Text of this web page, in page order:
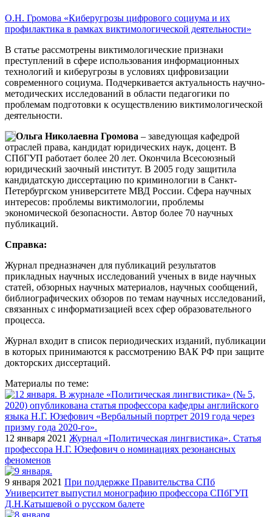
О.Н. Громова «Киберугрозы цифрового социума и их
профилактика в рамках виктимологической деятельности»
В статье рассмотрены виктимологические признаки
преступлений в сфере использования информационных
технологий и киберугрозы в условиях цифровизации
современного социума. Подчеркивается актуальность научно-
методических исследований в области педагогики по
проблемам подготовки к осуществлению виктимологической
деятельности.
Ольга Николаевна Громова – заведующая кафедрой
отраслей права, кандидат юридических наук, доцент. В
СПбГУП работает более 20 лет. Окончила Всесоюзный
юридический заочный институт. В 2005 году защитила
кандидатскую диссертацию по криминологии в Санкт-
Петербургском университете МВД России. Сфера научных
интересов: проблемы виктимологии, проблемы
экономической безопасности. Автор более 70 научных
публикаций.
Справка:
Журнал предназначен для публикаций результатов
прикладных научных исследований ученых в виде научных
статей, обзорных научных материалов, научных сообщений,
библиографических обзоров по темам научных исследований,
связанных с информатизацией всех сфер образовательного
процесса.
Журнал входит в список периодических изданий, публикации
в которых принимаются к рассмотрению ВАК РФ при защите
докторских диссертаций.
Материалы по теме:
12 января 2021 Журнал «Политическая лингвистика». Статья
профессора Н.Г. Юзефович о номинациях резонансных
феноменов
9 января 2021 При поддержке Правительства СПб
Университет выпустил монографию профессора СПбГУП
Д.Н.Катышевой о русском балете